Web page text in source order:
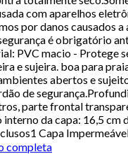
com aparelhos
por danos causados a
é obrigatório
PVC macio - Protege
e sujeira. boa para
abertos e
de
parte frontal
interno da capa: 16,5 cm
Capa
completa